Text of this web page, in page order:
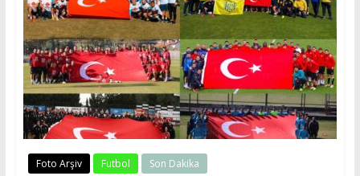
Foto Arşiv Futbol Son Dakika